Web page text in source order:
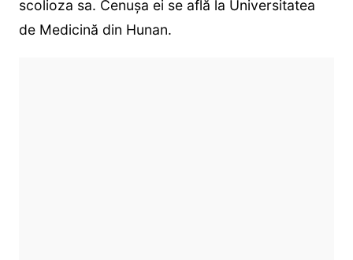
scolioza sa. Cenușa ei se află la Universitatea
de Medicină din Hunan.